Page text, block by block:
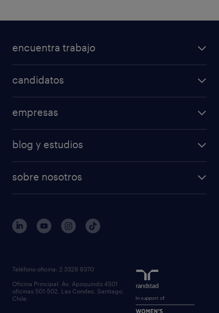
encuentra trabajo
candidatos
empresas
blog y estudios
sobre nosotros
Teléfono oficina: 2 3329 9370
Oficina Principal: Av. Apoquindo 4501
oficinas 501-502, Las Condes, Santiago,
Chile.